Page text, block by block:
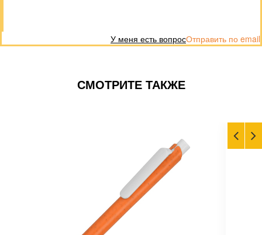
Отправить по email
У меня есть вопрос
СМОТРИТЕ ТАКЖЕ